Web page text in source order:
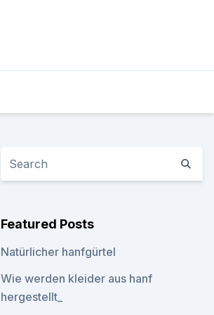
Featured Posts
Natürlicher hanfgürtel
Wie werden kleider aus hanf
hergestellt_